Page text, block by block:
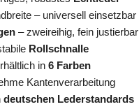
– universell einsetzbar
– zweireihig, fein justierbar
Rollschnalle
in 6 Farben
Kantenverarbeitung
deutschen Lederstandards